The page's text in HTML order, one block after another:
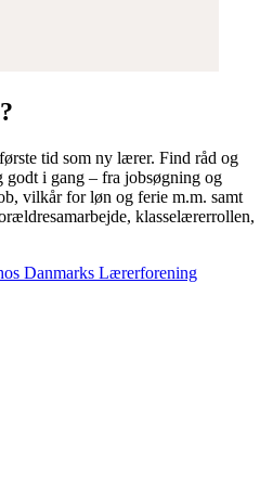
tid som ny lærer. Find råd og
i gang – fra jobsøgning og
vilkår for løn og ferie m.m. samt
klasselærerrollen,
Danmarks Lærerforening